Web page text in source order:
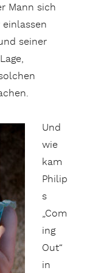
Mann sich
seiner
Und
wie
kam
Philip
s
„Com
ing
Out“
in